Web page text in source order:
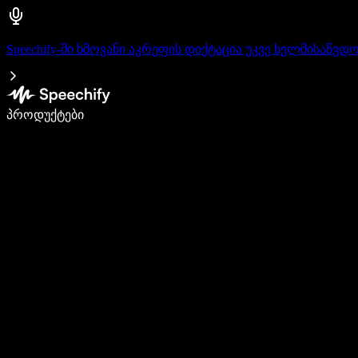
Speechify-ში ხმოვანი აკრეფის დიქტაცია უკვე
პროდუქტები
დაწერე 5-ჯერ სწრაფად ხმით კარნახით